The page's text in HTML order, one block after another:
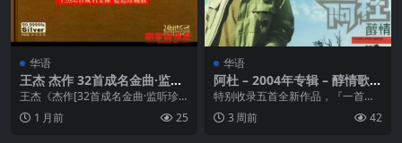
华语
王杰 杰作 32首成名金曲·监听
珍藏版》2CD WAV 分轨
王杰《杰作[32首成名金曲·监听珍
藏版]》王杰经典流行歌曲精选集。
王杰，台湾80...
1 月前 25
华语
阿杜 – 2004年专辑 – 醇情歌 F
lac
特别收录五首全新作品，『一首情
歌』、『爱字怎么写』、『天涯海
角』、『认真』、『爱...
3 周前 42